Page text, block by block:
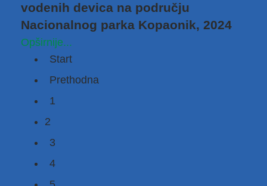
vodenih devica na području
Nacionalnog parka Kopaonik, 2024
Opširnije...
Start
Prethodna
1
2
3
4